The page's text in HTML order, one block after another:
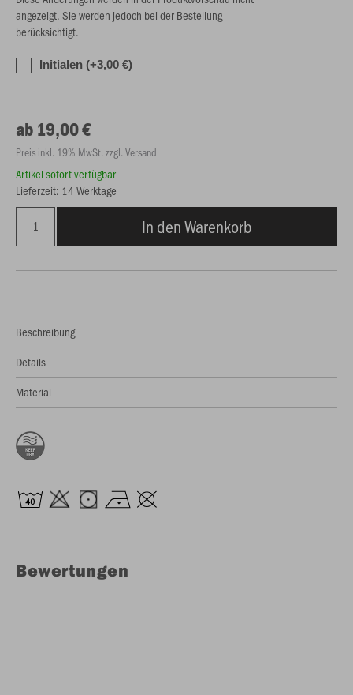
angezeigt. Sie werden jedoch bei der Bestellung
berücksichtigt.
Initialen (+3,00 €)
ab 19,00 €
Preis inkl. 19% MwSt. zzgl. Versand
Artikel sofort verfügbar
Lieferzeit: 14 Werktage
In den Warenkorb
Beschreibung
Details
Material
Bewertungen